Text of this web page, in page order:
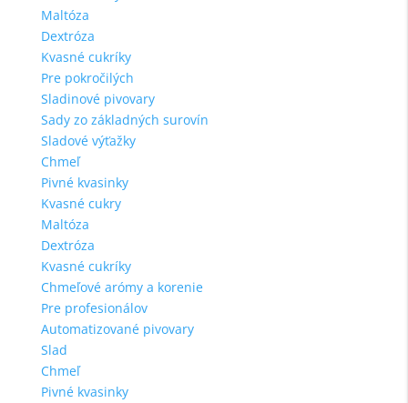
Maltóza
Dextróza
Kvasné cukríky
Pre pokročilých
Sladinové pivovary
Sady zo základných surovín
Sladové výťažky
Chmeľ
Pivné kvasinky
Kvasné cukry
Maltóza
Dextróza
Kvasné cukríky
Chmeľové arómy a korenie
Pre profesionálov
Automatizované pivovary
Slad
Chmeľ
Pivné kvasinky